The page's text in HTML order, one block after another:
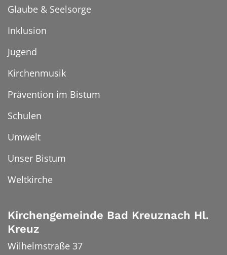
Glaube & Seelsorge
Inklusion
Jugend
Kirchenmusik
Prävention im Bistum
Schulen
Umwelt
Unser Bistum
Weltkirche
Kirchengemeinde Bad Kreuznach Hl.
Kreuz
Wilhelmstraße 37